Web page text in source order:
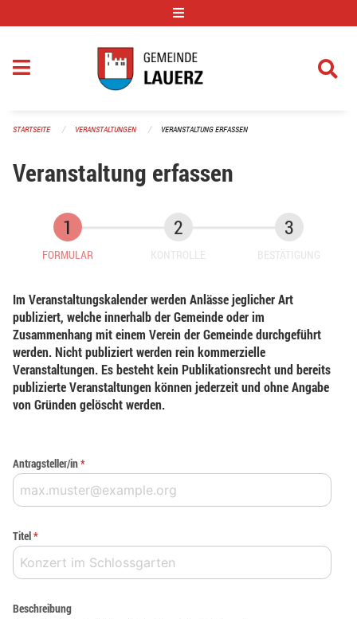
STARTSEITE VERANSTALTUNGEN VERANSTALTUNG ERFASSEN
Veranstaltung erfassen
FORMULAR KONTROLLE BESTÄTIGUNG
Im Veranstaltungskalender werden Anlässe jeglicher Art
publiziert, welche innerhalb der Gemeinde oder im
Zusammenhang mit einem Verein der Gemeinde durchgeführt
werden. Nicht publiziert werden rein kommerzielle
Veranstaltungen. Es besteht kein Publikationsrecht und bereits
publizierte Veranstaltungen können jederzeit und ohne Angabe
von Gründen gelöscht werden.
Antragsteller/in*
Titel*
Beschreibung